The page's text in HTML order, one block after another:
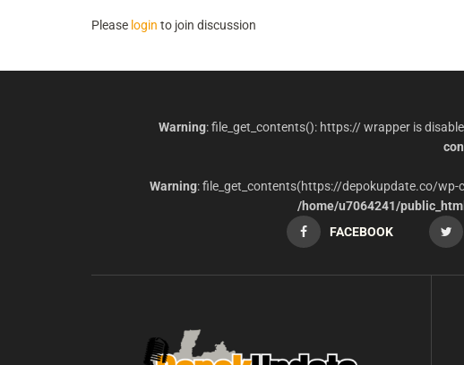
Please login to join discussion
Warning: file_get_contents(): https:// wrapper is
Warning: file_get_contents(https://depokupdate.co/
/home/u7064241/
FACEBOOK